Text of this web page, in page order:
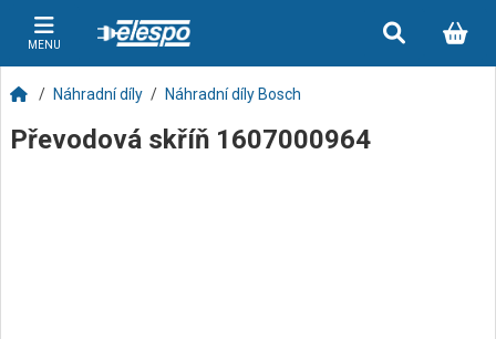
MENU
Náhradní díly Náhradní díly Bosch
Převodová skříň 1607000964